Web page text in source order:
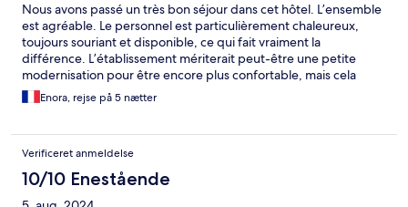
Nous avons passé un très bon séjour dans cet hôtel. L’ensemble
est agréable. Le personnel est particulièrement chaleureux,
toujours souriant et disponible, ce qui fait vraiment la
différence. L’établissement mériterait peut-être une petite
modernisation pour être encore plus confortable, mais cela
n’enlève rien à la qualité du séjour. Seul petit point
d’amélioration : il manque quelques jeux ou une structure
familles.
Enora, rejse på 5 nætter
Verificeret anmeldelse
10/10 Enestående